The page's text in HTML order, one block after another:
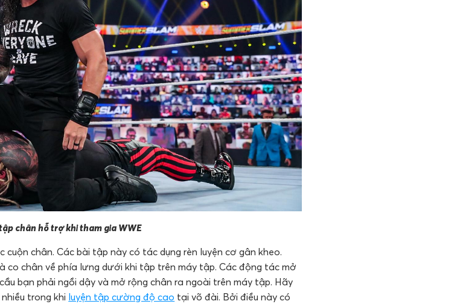
chân hỗ trợ khi tham gia WWE
chân. Các bài tập này có tác dụng rèn luyện cơ gân kheo.
co chân về phía lưng dưới khi tập trên máy tập. Các động tác mở
bạn phải ngồi dậy và mở rộng chân ra ngoài trên máy tập. Hãy
trong khi luyện tập cường độ cao tại võ đài. Bởi điều này có